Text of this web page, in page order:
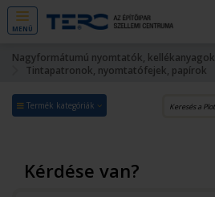
MENÜ
Nagyformátumú nyomtatók, kellékanyagok
Tintapatronok, nyomtatófejek, papírok
Termék kategóriák
Kérdése van?